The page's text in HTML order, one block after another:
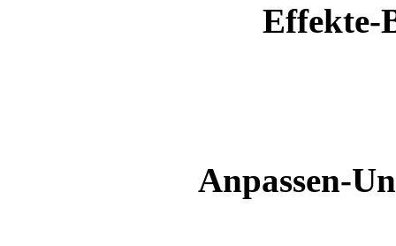
Effekte-
Anpassen-